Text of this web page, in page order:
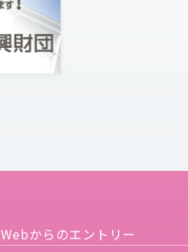
Webからのエントリー